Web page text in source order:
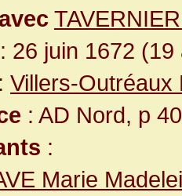
: 26 juin 1672 (19
: Villers-Outréaux
: AD Nord, p 40
:
Marie